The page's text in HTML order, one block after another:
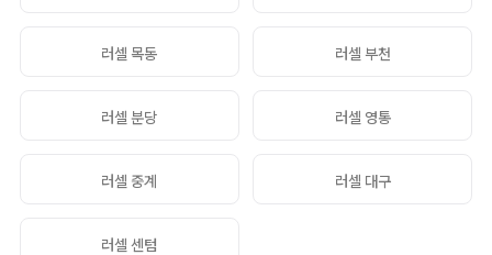
러셀 목동 러셀 부천
러셀 분당 러셀 영통
러셀 중계 러셀 대구
러셀 센텀